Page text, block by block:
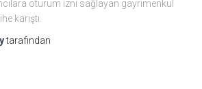
oturum izni sağlayan gayrimenkul
karıştı.
tarafından